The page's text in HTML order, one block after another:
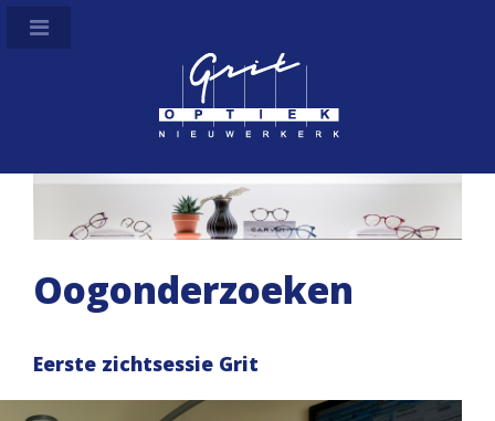
Oogonderzoeken
Eerste zichtsessie Grit